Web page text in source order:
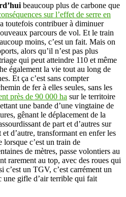
beaucoup plus de carbone que
sur l’effet de serre en
toutefois contribuer à diminuer
parcours de vol. Et le train
moins, c’est un fait. Mais on
alors qu’il n’est pas plus
qui peut atteindre 110 et même
également la vie tout au long de
Et ça c’est sans compter
de fer à elles seules, sans les
près de 90 000 ha sur le territoire
une bande d’une vingtaine de
gênant le déplacement de la
de part et d’autres sur
d’autre, transformant en enfer les
lorsque c’est un train de
de mètres, passe volontiers au
rarement au top, avec des roues qui
un TGV, c’est carrément un
une gifle d’air terrible qui fait